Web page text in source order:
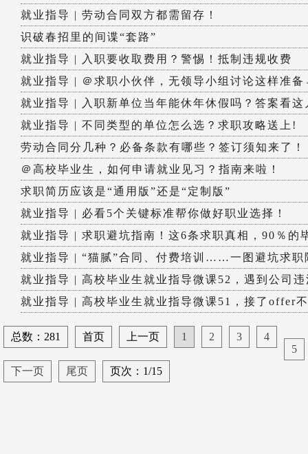
就业指导 | 劳动合同双方都需留存！
识破春招里的间谍“套路”
就业指导 | 入职要收取费用？警惕！抵制违规收费
就业指导 | ＠求职小伙伴，无领导小组讨论这样准
就业指导 | 入职新单位当年能休年休假吗？答案看
就业指导 | 不同类型的单位怎么选？求职攻略送上!
劳动合同分几种？必备条款有哪些？签订须知来了！
＠高校毕业生，如何申请就业见习？指南来啦！
求职简历应该是“通用版”还是“定制版”
就业指导 | 必看5个关键标准帮你做好职业选择！
就业指导 | 求职避坑指南！这6条求职真相，90％的
就业指导 | “猫腻”合同、付费培训……一图避坑求职
就业指导 | 高校毕业生就业指导微课52，遇到公司
就业指导 | 高校毕业生就业指导微课51，接了offer
总数：281 首页 上一页 1 2 3
4
5
下一页
尾页 页次：1/15